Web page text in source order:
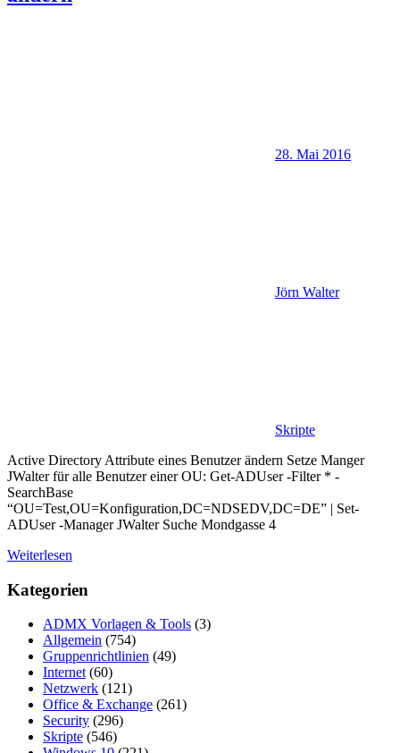
28. Mai 2016
Jörn Walter
Skripte
Active Directory Attribute eines Benutzer ändern Setze Manger
JWalter für alle Benutzer einer OU: Get-ADUser -Filter * -
SearchBase
“OU=Test,OU=Konfiguration,DC=NDSEDV,DC=DE” | Set-
ADUser -Manager JWalter Suche Mondgasse 4
Weiterlesen
Kategorien
ADMX Vorlagen & Tools (3)
Allgemein (754)
Gruppenrichtlinien (49)
Internet (60)
Netzwerk (121)
Office & Exchange (261)
Security (296)
Skripte (546)